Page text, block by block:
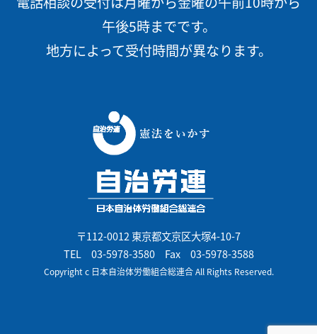
午後5時までです。
地方によって受付時間が異なります。
〒112-0012 東京都文京区大塚4-10-7
TEL 03-5978-3580Fax 03-5978-3588
Copyright c 日本自治体労働組合総連合 All Rights Reserved.